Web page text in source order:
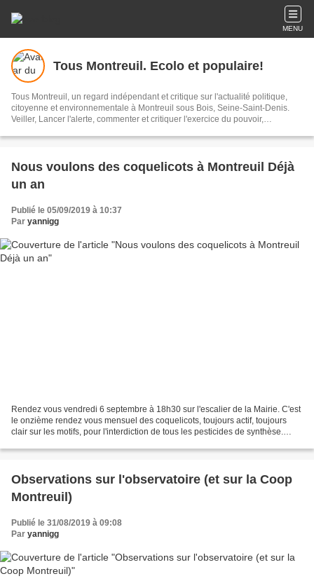
MENU
Tous Montreuil. Ecolo et populaire!
Tous Montreuil, un regard indépendant et critique sur l'actualité politique,
citoyenne et environnementale à Montreuil sous Bois, Seine-Saint-Denis.
Veiller, Lancer l'alerte, commenter et critiquer l'exercice du pouvoir,
Nous voulons des coquelicots à Montreuil Déjà
un an
Publié le 05/09/2019 à 10:37
Par yannigg
Rendez vous vendredi 6 septembre à 18h30 sur l'escalier de la Mairie. C'est
le onzième rendez vous mensuel des coquelicots, toujours actif, toujours
clair sur les motifs, pour l'interdiction de tous les pesticides de synthèse.
Observations sur l'observatoire (et sur la Coop
Montreuil)
Publié le 31/08/2019 à 09:08
Par yannigg